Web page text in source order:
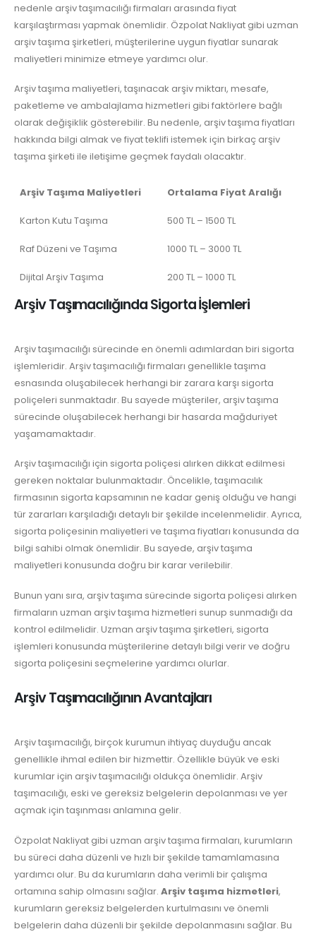
nedenle arşiv taşımacılığı firmaları arasında fiyat
karşılaştırması yapmak önemlidir. Özpolat Nakliyat gibi uzman
arşiv taşıma şirketleri, müşterilerine uygun fiyatlar sunarak
maliyetleri minimize etmeye yardımcı olur.
Arşiv taşıma maliyetleri, taşınacak arşiv miktarı, mesafe,
paketleme ve ambalajlama hizmetleri gibi faktörlere bağlı
olarak değişiklik gösterebilir. Bu nedenle, arşiv taşıma fiyatları
hakkında bilgi almak ve fiyat teklifi istemek için birkaç arşiv
taşıma şirketi ile iletişime geçmek faydalı olacaktır.
Arşiv Taşıma Maliyetleri Ortalama Fiyat Aralığı
Karton Kutu Taşıma 500 TL – 1500 TL
Raf Düzeni ve Taşıma 1000 TL – 3000 TL
Dijital Arşiv Taşıma 200 TL – 1000 TL
Arşiv Taşımacılığında Sigorta İşlemleri
Arşiv taşımacılığı sürecinde en önemli adımlardan biri sigorta
işlemleridir. Arşiv taşımacılığı firmaları genellikle taşıma
esnasında oluşabilecek herhangi bir zarara karşı sigorta
poliçeleri sunmaktadır. Bu sayede müşteriler, arşiv taşıma
sürecinde oluşabilecek herhangi bir hasarda mağduriyet
yaşamamaktadır.
Arşiv taşımacılığı için sigorta poliçesi alırken dikkat edilmesi
gereken noktalar bulunmaktadır. Öncelikle, taşımacılık
firmasının sigorta kapsamının ne kadar geniş olduğu ve hangi
tür zararları karşıladığı detaylı bir şekilde incelenmelidir. Ayrıca,
sigorta poliçesinin maliyetleri ve taşıma fiyatları konusunda da
bilgi sahibi olmak önemlidir. Bu sayede, arşiv taşıma
maliyetleri konusunda doğru bir karar verilebilir.
Bunun yanı sıra, arşiv taşıma sürecinde sigorta poliçesi alırken
firmaların uzman arşiv taşıma hizmetleri sunup sunmadığı da
kontrol edilmelidir. Uzman arşiv taşıma şirketleri, sigorta
işlemleri konusunda müşterilerine detaylı bilgi verir ve doğru
sigorta poliçesini seçmelerine yardımcı olurlar.
Arşiv Taşımacılığının Avantajları
Arşiv taşımacılığı, birçok kurumun ihtiyaç duyduğu ancak
genellikle ihmal edilen bir hizmettir. Özellikle büyük ve eski
kurumlar için arşiv taşımacılığı oldukça önemlidir. Arşiv
taşımacılığı, eski ve gereksiz belgelerin depolanması ve yer
açmak için taşınması anlamına gelir.
Özpolat Nakliyat gibi uzman arşiv taşıma firmaları, kurumların
bu süreci daha düzenli ve hızlı bir şekilde tamamlamasına
yardımcı olur. Bu da kurumların daha verimli bir çalışma
ortamına sahip olmasını sağlar. Arşiv taşıma hizmetleri,
kurumların gereksiz belgelerden kurtulmasını ve önemli
belgelerin daha düzenli bir şekilde depolanmasını sağlar. Bu